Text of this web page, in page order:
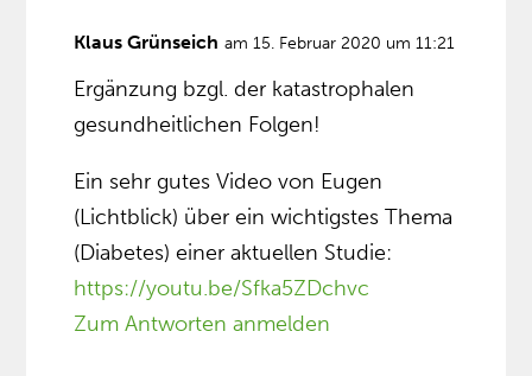
Klaus Grünseich am 15. Februar 2020 um 11:21
Ergänzung bzgl. der katastrophalen
gesundheitlichen Folgen!
Ein sehr gutes Video von Eugen
(Lichtblick) über ein wichtigstes Thema
(Diabetes) einer aktuellen Studie:
https://youtu.be/Sfka5ZDchvc
Zum Antworten anmelden